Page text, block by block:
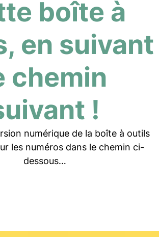
boîte à
en suivant
chemin
!
numérique de la boîte à outils
les numéros dans le chemin ci-
dessous…